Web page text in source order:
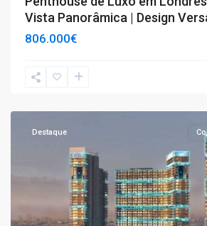
Vista Panorâmica | Design
806.000€
T3,
Destaque